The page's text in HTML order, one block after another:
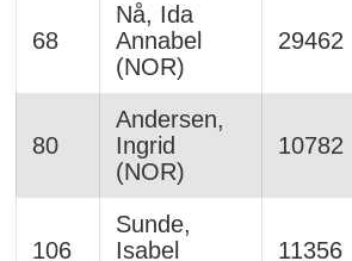
68
Nå, Ida
Annabel
(NOR)
29462
80
Andersen,
Ingrid
(NOR)
10782
106
Sunde,
Isabel
11356